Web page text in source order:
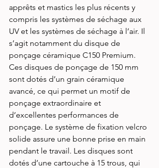
apprêts et mastics les plus récents y
compris les systèmes de séchage aux
UV et les systèmes de séchage à l’air. Il
s’agit notamment du disque de
ponçage céramique C150 Premium.
Ces disques de ponçage de 150 mm
sont dotés d’un grain céramique
avancé, ce qui permet un motif de
ponçage extraordinaire et
d’excellentes performances de
ponçage. Le système de fixation velcro
solide assure une bonne prise en main
pendant le travail. Les disques sont
dotés d’une cartouche à 15 trous, qui